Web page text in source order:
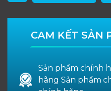
CAM KẾT SẢN
Sản phẩm chính
hãng Sản phẩm